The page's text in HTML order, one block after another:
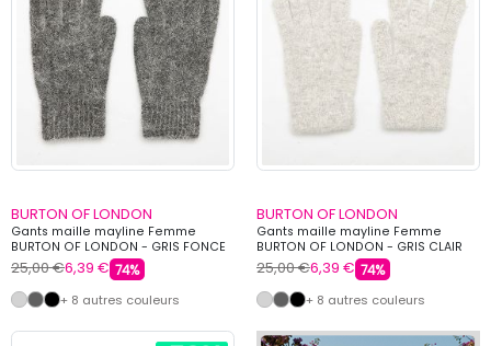
BURTON OF LONDON
Gants maille mayline Femme
BURTON OF LONDON - GRIS FONCE
25,00 €6,39 € 74%
+ 8 autres couleurs
BURTON OF LONDON
Gants maille mayline Femme
BURTON OF LONDON - GRIS CLAIR
25,00 €6,39 € 74%
+ 8 autres couleurs